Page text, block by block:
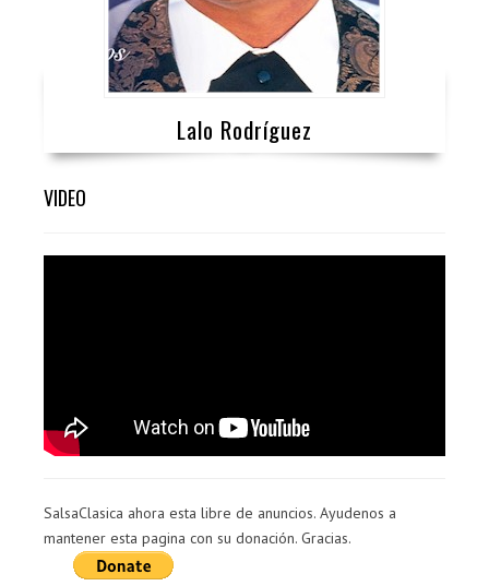
Lalo Rodríguez
VIDEO
SalsaClasica ahora esta libre de anuncios. Ayudenos a
mantener esta pagina con su donación. Gracias.